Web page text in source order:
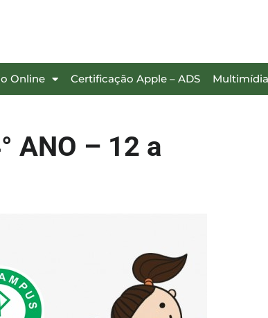
Online Certificação Apple – ADS Multimídia
ANO – 12 a